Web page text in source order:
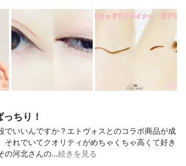
ちり！
でいいんですか？エトヴォスとのコラボ商品が成
それでいてクオリティがめちゃくちゃ高くて好き
の河北さんの…続きを見る